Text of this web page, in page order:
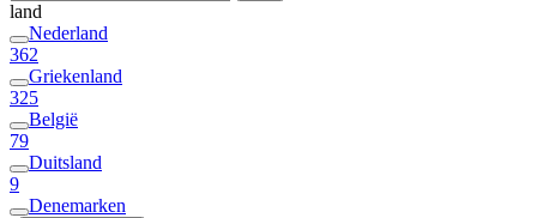
land
Nederland
362
Griekenland
325
België
79
Duitsland
9
Denemarken